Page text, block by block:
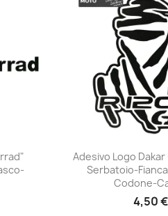
+23
Adesivo Logo Dakar
Serbatoio-
Codone-
4,50 €